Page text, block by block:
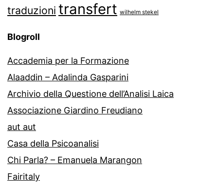
traduzioni transfert wilhelm stekel
Blogroll
Accademia per la Formazione
Alaaddin – Adalinda Gasparini
Archivio della Questione dell’Analisi Laica
Associazione Giardino Freudiano
aut aut
Casa della Psicoanalisi
Chi Parla? – Emanuela Marangon
Fairitaly